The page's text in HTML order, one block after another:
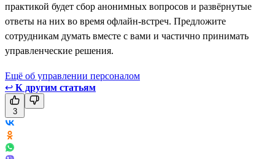
практикой будет сбор анонимных вопросов и развёрнутые
ответы на них во время офлайн-встреч. Предложите
сотрудникам думать вместе с вами и частично принимать
управленческие решения.
Ещё об управлении персоналом
↩ К другим статьям
3